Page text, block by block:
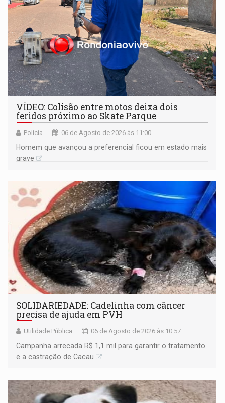
VÍDEO: Colisão entre motos deixa dois
feridos próximo ao Skate Parque
Polícia 06 de Agosto de 2026 às 11:00
Homem que avançou a preferencial ficou em estado mais
grave
SOLIDARIEDADE: Cadelinha com câncer
precisa de ajuda em PVH
Utilidade Pública 06 de Agosto de 2026 às 10:57
Campanha arrecada R$ 1,1 mil para garantir o tratamento
e a castração de Cacau